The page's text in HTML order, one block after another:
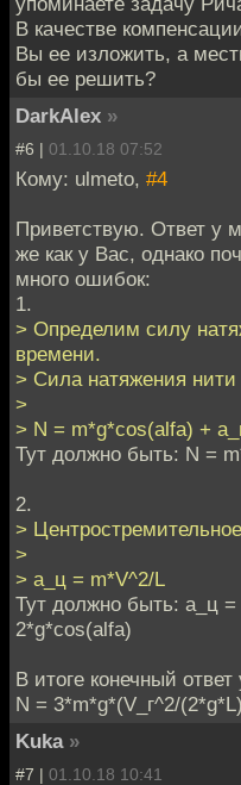
В качестве
Вы ее изложить, а
бы ее решить?
DarkAlex »
#6 | 01.10.18 07:52
Кому: ulmeto, #4
Приветствую. Ответ у
же как у Вас, однако
много ошибок:
1.
> Определим силу
времени.
> Сила натяжения нити
>
> N = m*g*cos(alfa) +
Тут должно быть: N =
2.
>
>
> a_ц = m*V^2/L
Тут должно быть: a_ц =
2*g*cos(alfa)
В итоге конечный
N = 3*m*g*(V_г^2/
Kuka »
#7 | 01.10.18 10:41